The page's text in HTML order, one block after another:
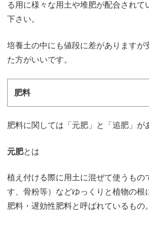
る用に様々な用土や堆肥が配合されて
下さい。
培養土の中にも値段に差がありますが
た方がいいです。
肥料
肥料に関しては「元肥」と「追肥」が
元肥とは
植え付ける際に用土に混ぜて使うもの
す、骨粉等）などゆっくりと植物の根
肥料・遅効性肥料と呼ばれているもの。